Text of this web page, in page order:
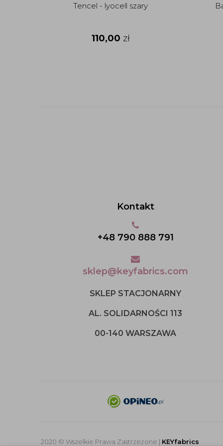
Tencel - lyocell szary
110,00 zł
Kontakt
+48 790 888 791
sklep@keyfabrics.com
SKLEP STACJONARNY
AL. SOLIDARNOŚCI 113
00-140 WARSZAWA
2020 © Wszelkie Prawa Zastrzeżone | KEYfabrics